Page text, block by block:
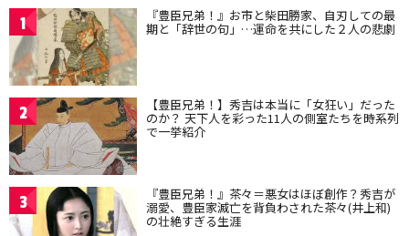
1 『豊臣兄弟！』お市と柴田勝家、自刃しての最
期と「辞世の句」…運命を共にした２人の悲劇
2 【豊臣兄弟！】秀吉は本当に「女狂い」だった
のか？ 天下人を彩った11人の側室たちを時系列
で一挙紹介
3 『豊臣兄弟！』茶々＝悪女はほぼ創作？秀吉が
溺愛、豊臣家滅亡を背負わされた茶々(井上和)
の壮絶すぎる生涯